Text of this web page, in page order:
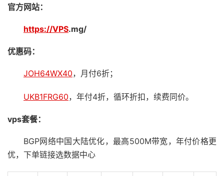
官方网站：
https://VPS.mg/
优惠码：
JOH64WX40，月付6折；
UKB1FRG60，年付4折，循环折扣，续费同价。
vps套餐：
BGP网络中国大陆优化，最高500M带宽，年付价格更
优，下单链接选数据中心